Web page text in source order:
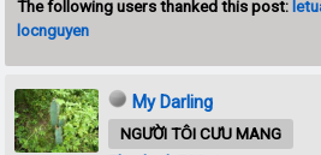
The following users thanked this post:
locnguyen
My Darling
NGƯỜI TÔI CƯU MANG